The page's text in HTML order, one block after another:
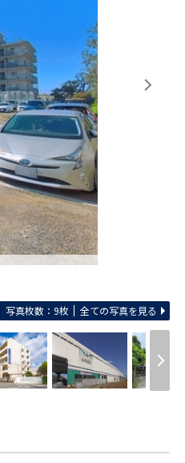
写真枚数：9枚 全ての写真を見る